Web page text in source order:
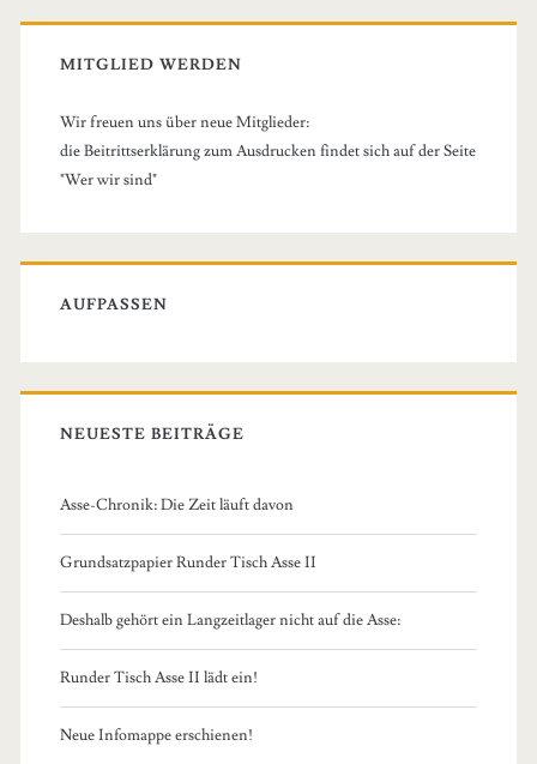
MITGLIED WERDEN
Wir freuen uns über neue Mitglieder:
die Beitrittserklärung zum Ausdrucken findet sich auf der Seite
"Wer wir sind"
AUFPASSEN
NEUESTE BEITRÄGE
Asse-Chronik: Die Zeit läuft davon
Grundsatzpapier Runder Tisch Asse II
Deshalb gehört ein Langzeitlager nicht auf die Asse:
Runder Tisch Asse II lädt ein!
Neue Infomappe erschienen!